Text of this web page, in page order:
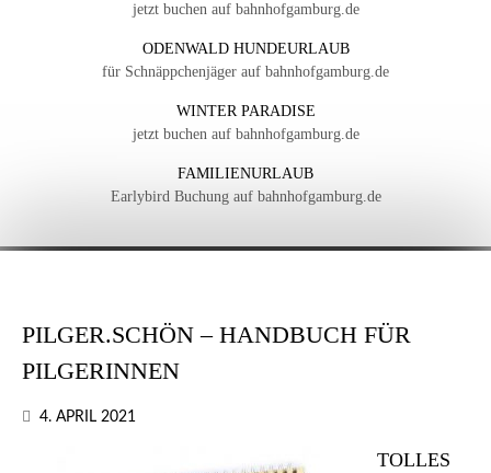
jetzt buchen auf bahnhofgamburg.de
ODENWALD HUNDEURLAUB
für Schnäppchenjäger auf bahnhofgamburg.de
WINTER PARADISE
jetzt buchen auf bahnhofgamburg.de
FAMILIENURLAUB
Earlybird Buchung auf bahnhofgamburg.de
PILGER.SCHÖN – HANDBUCH FÜR
PILGERINNEN
4. APRIL 2021
TOLLES